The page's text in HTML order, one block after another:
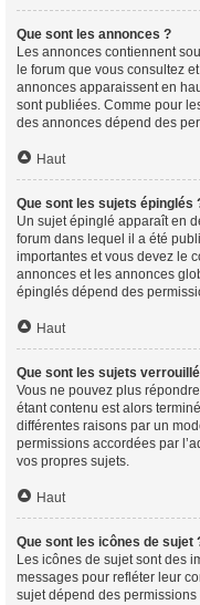
Que sont les annonces ?
Les annonces contiennent
le forum que vous consultez
annonces apparaissent en
sont publiées. Comme pour
des annonces dépend des
Haut
Que sont les sujets épinglés
Un sujet épinglé apparaît en
forum dans lequel il a été
importantes et vous devez le
annonces et les annonces
épinglés dépend des
Haut
Que sont les sujets
Vous ne pouvez plus
étant contenu est alors
différentes raisons par un
permissions accordées par
vos propres sujets.
Haut
Que sont les icônes de sujet
Les icônes de sujet sont des
messages pour refléter leur
sujet dépend des permissions